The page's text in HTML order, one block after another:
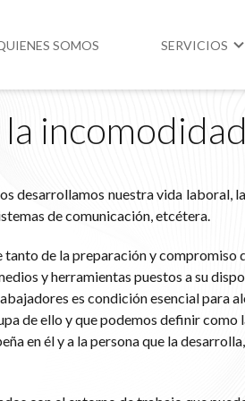
SOMOS SERVICIOS
Higiene y
Legislación
incomodidad
desarrollamos nuestra vida laboral,
de comunicación, etcétera.
de la preparación y compromiso
y herramientas puestos a su
es condición esencial para
de ello y que podemos definir como
en él y a la persona que la